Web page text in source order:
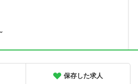
保存した求人